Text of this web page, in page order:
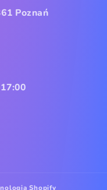
Poznań
Shopify